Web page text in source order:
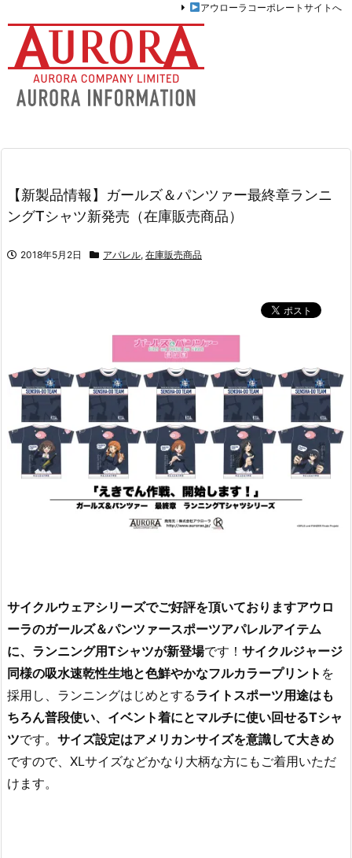
アウローラコーポレートサイトへ
【新製品情報】ガールズ＆パンツァー最終章ランニ
ングTシャツ新発売（在庫販売商品）
2018年5月2日 アパレル, 在庫販売商品
サイクルウェアシリーズでご好評を頂いておりますアウロ
ーラのガールズ＆パンツァースポーツアパレルアイテム
に、ランニング用Tシャツが新登場です！ サイクルジャージ
同様の吸水速乾性生地と色鮮やかなフルカラープリント を
採用し、ランニングはじめとするライトスポーツ用途はも
ちろん普段使い、イベント着にとマルチに使い回せるTシャ
ツです。 サイズ設定はアメリカンサイズを意識して大きめ
ですので、XLサイズなどかなり大柄な方にもご着用いただ
けます。